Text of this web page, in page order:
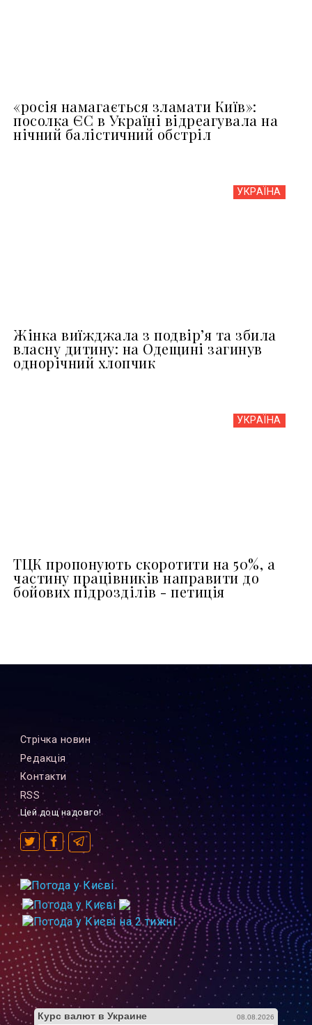
«росія намагається зламати Київ»:
посолка ЄС в Україні відреагувала на
нічний балістичний обстріл
УКРАЇНА
Жінка виїжджала з подвір’я та збила
власну дитину: на Одещині загинув
однорічний хлопчик
УКРАЇНА
ТЦК пропонують скоротити на 50%, а
частину працівників направити до
бойових підрозділів - петиція
Стрiчка новин
Редакцiя
Контакти
RSS
Цей дощ надовго!